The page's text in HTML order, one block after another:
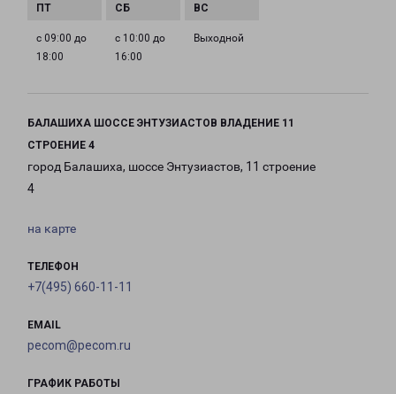
с 09:00 до
18:00
с 10:00 до
16:00
Выходной
БАЛАШИХА ШОССЕ ЭНТУЗИАСТОВ ВЛАДЕНИЕ 11
СТРОЕНИЕ 4
город Балашиха, шоссе Энтузиастов, 11 строение
4
на карте
ТЕЛЕФОН
+7(495) 660-11-11
EMAIL
pecom@pecom.ru
ГРАФИК РАБОТЫ